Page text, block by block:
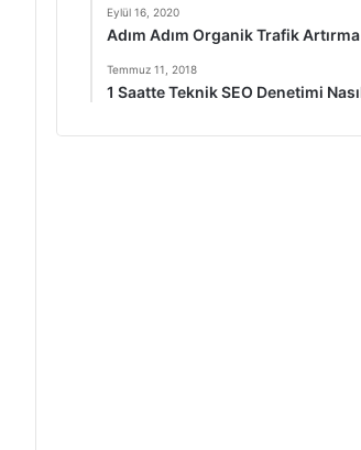
Eylül 16, 2020
Adım Adım Organik Trafik
Temmuz 11, 2018
1 Saatte Teknik SEO Denetimi